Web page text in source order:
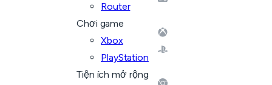
Router
Chơi game
Xbox
PlayStation
Tiện ích mở rộng